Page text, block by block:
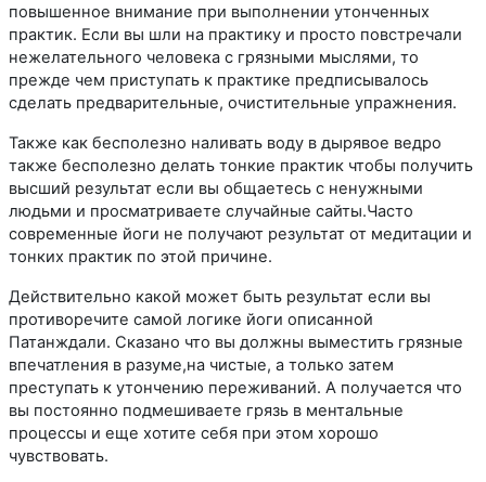
повышенное внимание при выполнении утонченных
практик. Если вы шли на практику и просто повстречали
нежелательного человека с грязными мыслями, то
прежде чем приступать к практике предписывалось
сделать предварительные, очистительные упражнения.
Также как бесполезно наливать воду в дырявое ведро
также бесполезно делать тонкие практик чтобы получить
высший результат если вы общаетесь с ненужными
людьми и просматриваете случайные сайты.Часто
современные йоги не получают результат от медитации и
тонких практик по этой причине.
Действительно какой может быть результат если вы
противоречите самой логике йоги описанной
Патанждали. Сказано что вы должны выместить грязные
впечатления в разуме,на чистые, а только затем
преступать к утончению переживаний. А получается что
вы постоянно подмешиваете грязь в ментальные
процессы и еще хотите себя при этом хорошо
чувствовать.